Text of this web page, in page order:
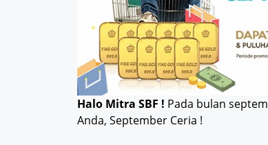
Halo Mitra SBF ! Pada bulan
Anda, September Ceria !